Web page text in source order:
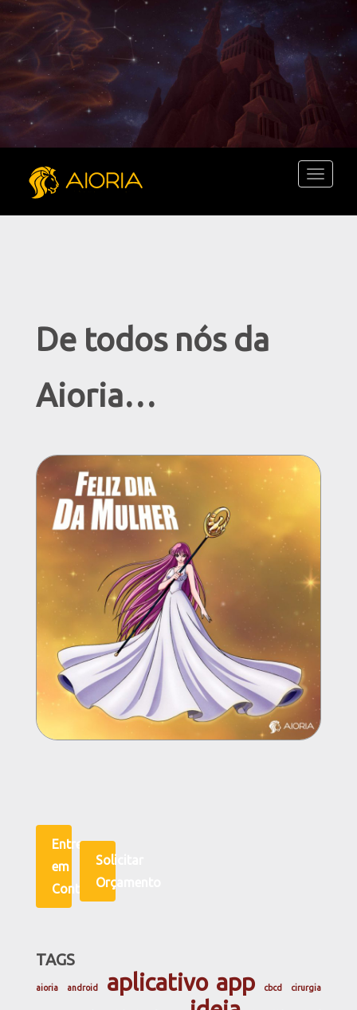
Toggle
De todos nós da
Aioria…
Entre
em
Contato
Solicitar
Orçamento
TAGS
aioria android aplicativo app cbcd cirurgia